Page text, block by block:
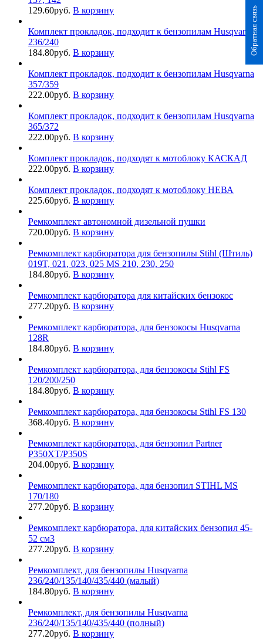
Обратная связь
129.60руб. В корзину
Комплект прокладок, подходит к бензопилам Husqvarna
236/240
184.80руб. В корзину
Комплект прокладок, подходит к бензопилам Husqvarna
357/359
222.00руб. В корзину
Комплект прокладок, подходит к бензопилам Husqvarna
365/372
222.00руб. В корзину
Комплект прокладок, подходят к мотоблоку КАСКАД
222.00руб. В корзину
Комплект прокладок, подходят к мотоблоку НЕВА
225.60руб. В корзину
Ремкомплект автономной дизельной пушки
720.00руб. В корзину
Ремкомплект карбюратора для бензопилы Stihl (Штиль)
019T, 021, 023, 025 MS 210, 230, 250
184.80руб. В корзину
Ремкомплект карбюратора для китайских бензокос
277.20руб. В корзину
Ремкомплект карбюратора, для бензокосы Husqvarna
128R
184.80руб. В корзину
Ремкомплект карбюратора, для бензокосы Stihl FS
120/200/250
184.80руб. В корзину
Ремкомплект карбюратора, для бензокосы Stihl FS 130
368.40руб. В корзину
Ремкомплект карбюратора, для бензопил Partner
P350XT/P350S
204.00руб. В корзину
Ремкомплект карбюратора, для бензопил STIHL MS
170/180
277.20руб. В корзину
Ремкомплект карбюратора, для китайских бензопил 45-
52 см3
277.20руб. В корзину
Ремкомплект, для бензопилы Husqvarna
236/240/135/140/435/440 (малый)
184.80руб. В корзину
Ремкомплект, для бензопилы Husqvarna
236/240/135/140/435/440 (полный)
277.20руб. В корзину